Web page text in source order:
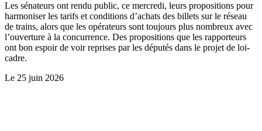
Les sénateurs ont rendu public, ce mercredi, leurs propositions pour
harmoniser les tarifs et conditions d’achats des billets sur le réseau
de trains, alors que les opérateurs sont toujours plus nombreux avec
l’ouverture à la concurrence. Des propositions que les rapporteurs
ont bon espoir de voir reprises par les députés dans le projet de loi-
cadre.
Le 25 juin 2026